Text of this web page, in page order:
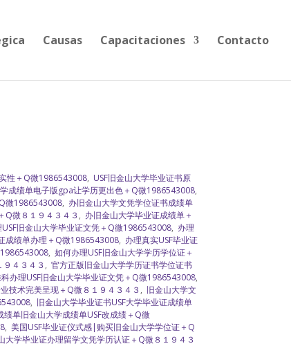
Causas Capacitaciones Contacto
性＋Q微1986543008, USF旧金山大学毕业证书原
成绩单电子版gpa让学历更出色＋Q微1986543008,
微1986543008, 办旧金山大学文凭学位证书成绩单
Q微８１９４３４３ , 办旧金山大学毕业证成绩单＋
USF旧金山大学毕业证文凭＋Q微1986543008, 办理
成绩单办理＋Q微1986543008, 办理真实USF毕业证
, 如何办理USF旧金山大学学历学位证＋
４３４３ , 官方正版旧金山大学学历证书学位证书
办理USF旧金山大学毕业证文凭＋Q微1986543008,
技术完美呈现＋Q微８１９４３４３ , 旧金山大学文
, 旧金山大学毕业证书USF大学毕业证成绩单
绩单旧金山大学成绩单USF改成绩＋Q微
, 美国USF毕业证仪式感|购买旧金山大学学位证＋Q
大学毕业证办理留学文凭学历认证＋Q微８１９４３